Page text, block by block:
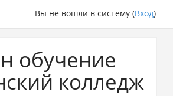
Вы не вошли в систему (Вход)
обучение
колледж